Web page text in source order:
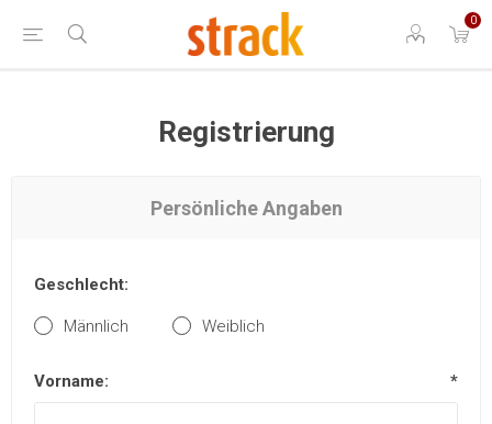
0
Registrierung
Persönliche Angaben
Geschlecht:
Männlich Weiblich
Vorname: *